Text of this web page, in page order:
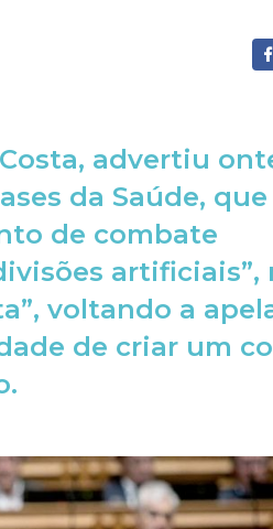
advertiu
da Saúde, que
de combate
artificiais”,
voltando a
de criar um